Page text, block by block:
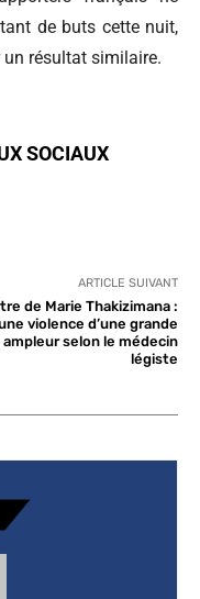
de buts cette nuit,
résultat similaire.
SOCIAUX
ARTICLE SUIVANT
de Marie Thakizimana :
violence d’une grande
ampleur selon le médecin
légiste